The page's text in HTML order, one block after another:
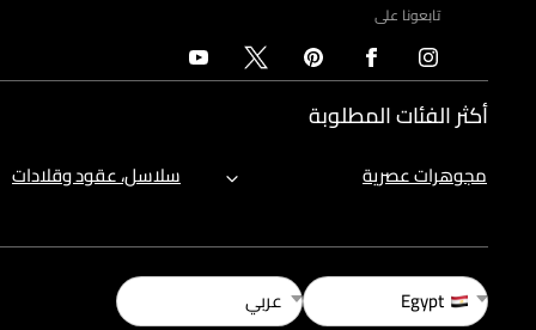
تابعونا على
أكثر الفئات المطلوبة
مجوهرات عصرية سلاسل، عقود وقلادات
Egypt عربي